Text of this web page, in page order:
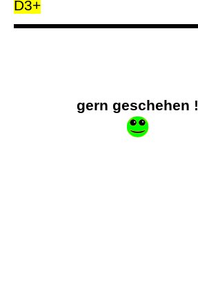
D3+
gern geschehen !